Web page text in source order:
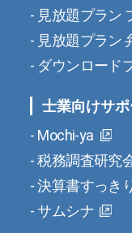
見放題プラン
見放題プラン
ダウンロード
士業向けサ
Mochi-ya
税務調査研究
決算書すっき
サムシナ